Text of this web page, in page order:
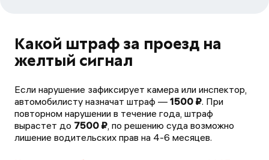
Какой штраф за проезд на
желтый сигнал
Если нарушение зафиксирует камера или инспектор,
автомобилисту назначат штраф — 1500 ₽. При
повторном нарушении в течение года, штраф
вырастет до 7500 ₽, по решению суда возможно
лишение водительских прав на 4-6 месяцев.